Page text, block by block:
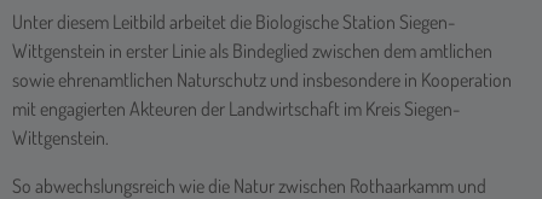
Unter diesem Leitbild arbeitet die Biologische Station Siegen-
Wittgenstein in erster Linie als Bindeglied zwischen dem amtlichen
sowie ehrenamtlichen Naturschutz und insbesondere in Kooperation
mit engagierten Akteuren der Landwirtschaft im Kreis Siegen-
Wittgenstein.
So abwechslungsreich wie die Natur zwischen Rothaarkamm und